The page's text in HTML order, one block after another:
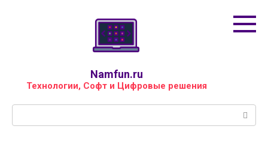
Namfun.ru
Технологии, Софт и Цифровые решения